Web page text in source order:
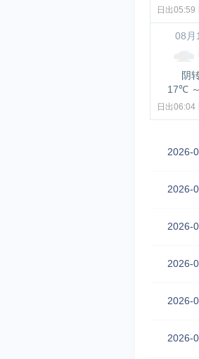
日出05:59
08月
阴
17℃ ～
日出06:04
2026-
2026-
2026-
2026-
2026-
2026-